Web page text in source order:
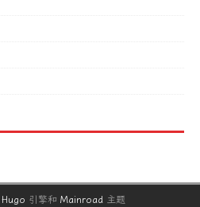
Hugo 引擎和 Mainroad 主题